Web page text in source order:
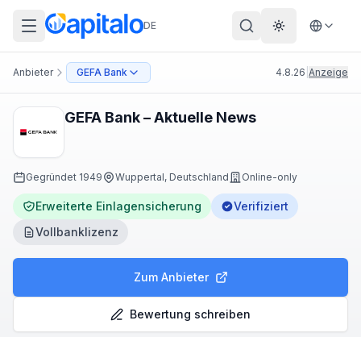
DE Theme
Anbieter GEFA Bank 4.8.26 Anzeige
GEFA Bank – Aktuelle News
Gegründet 1949 Wuppertal, Deutschland Online-only
Erweiterte Einlagensicherung
Verifiziert
Vollbanklizenz
Zum Anbieter
Bewertung schreiben